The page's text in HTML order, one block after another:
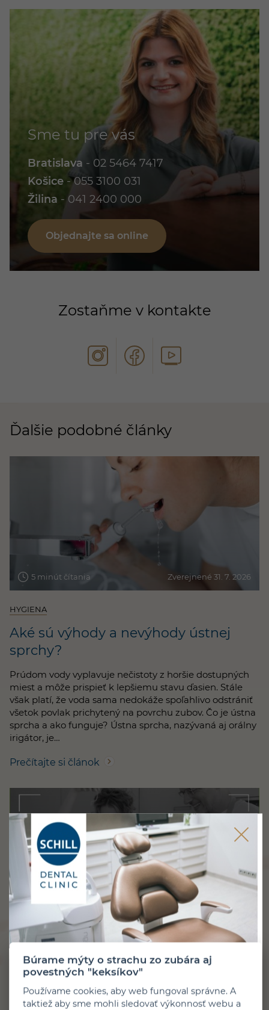
Sme tu pre vás
Bratislava - 02 5464 7417
Košice -055 3100 031
Žilina - 041 2400 000
Objednajte sa online
Zostaňme v kontakte
Ďalšie podobné články
5 minút čítania Zverejnené 31. 7. 2026
HYGIENA
Aké sú výhody a nevýhody ústnej
sprchy?
Prúdom vody vyplavuje nečistoty z horšie dostupných
miest a môže prispieť k lepšiemu stavu ďasien. Stále
však platí, že voda sama nedokáže spoľahlivo odstrániť
všetok povlak prichytený na povrchu zubov. Čo je ústna
sprcha a ako funguje? Ústna sprcha, nazývaná aj orálny
irigátor, je…
Prečítajte si článok
1 minúta čítania Zverejnené 27. 7. 2026
AKTUÁLNE
Zubár, ktorý rád varí: Gnocchi so
salsicciou a burratou
Talianska edícia relácie Zubár, ktorý rád varí pokračuje
Búrame mýty o strachu zo zubára aj
povestných "keksíkov"
Používame cookies, aby web fungoval správne. A
taktiež aby sme mohli sledovať výkonnosť webu a